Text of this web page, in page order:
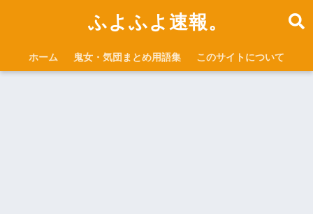
ふよふよ速報。
ホーム 鬼女・気団まとめ用語集 このサイトについて